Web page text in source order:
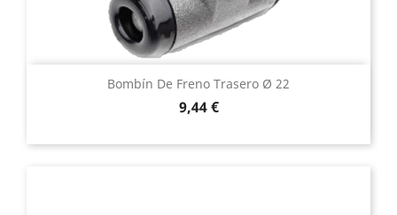
Bombín De Freno Trasero Ø 22
Precio
9,44 €